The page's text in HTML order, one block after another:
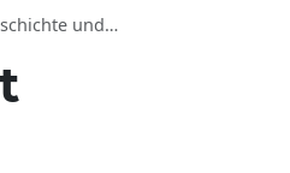
und Bahn